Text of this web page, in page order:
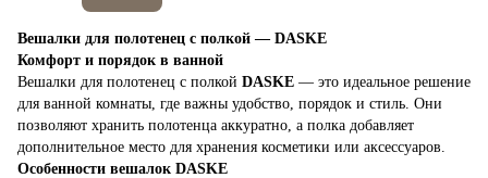
Вешалки для полотенец с полкой — DASKE
Комфорт и порядок в ванной
Вешалки для полотенец с полкой DASKE — это идеальное решение
для ванной комнаты, где важны удобство, порядок и стиль. Они
позволяют хранить полотенца аккуратно, а полка добавляет
дополнительное место для хранения косметики или аксессуаров.
Особенности вешалок DASKE